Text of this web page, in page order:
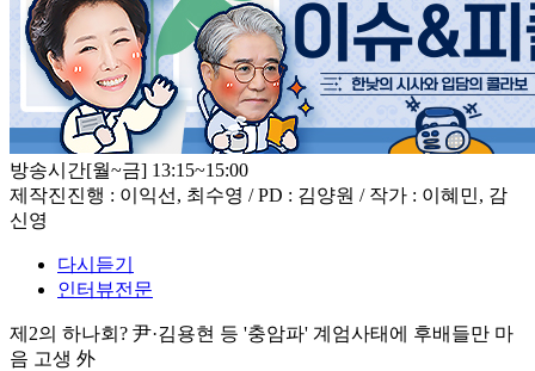
방송시간[월~금] 13:15~15:00
제작진진행 : 이익선, 최수영 / PD : 김양원 / 작가 : 이혜민, 감
신영
다시듣기
인터뷰전문
제2의 하나회? 尹·김용현 등 '충암파' 계엄사태에 후배들만 마
음 고생 外